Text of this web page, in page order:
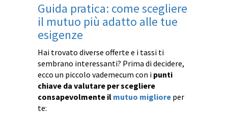
Guida pratica: come scegliere
il mutuo più adatto alle tue
esigenze
Hai trovato diverse offerte e i tassi ti
sembrano interessanti? Prima di decidere,
ecco un piccolo vademecum con i punti
chiave da valutare per scegliere
consapevolmente il mutuo migliore per
te: